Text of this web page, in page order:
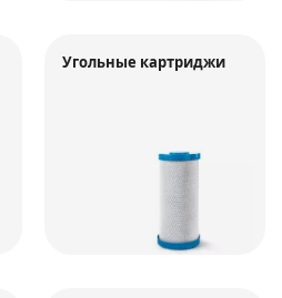
Угольные картриджи